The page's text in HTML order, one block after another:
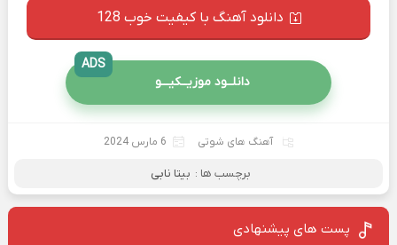
دانلود آهنگ با کیفیت خوب 128
دانلــود موزیــکیـــو
ADS
آهنگ های شوتی 6 مارس 2024
برچسب ها : بیتا نابی
پست های پیشنهادی